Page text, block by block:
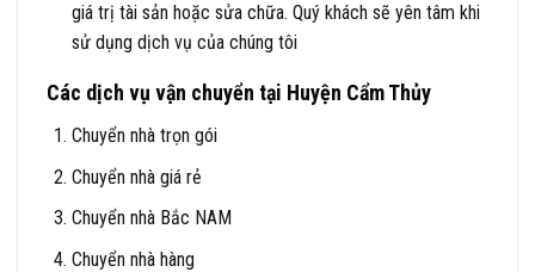
giá trị tài sản hoặc sửa chữa. Quý khách sẽ yên tâm khi
sử dụng dịch vụ của chúng tôi
Các dịch vụ vận chuyển tại Huyện Cẩm Thủy
Chuyển nhà trọn gói
Chuyển nhà giá rẻ
Chuyển nhà Bắc NAM
Chuyển nhà hàng